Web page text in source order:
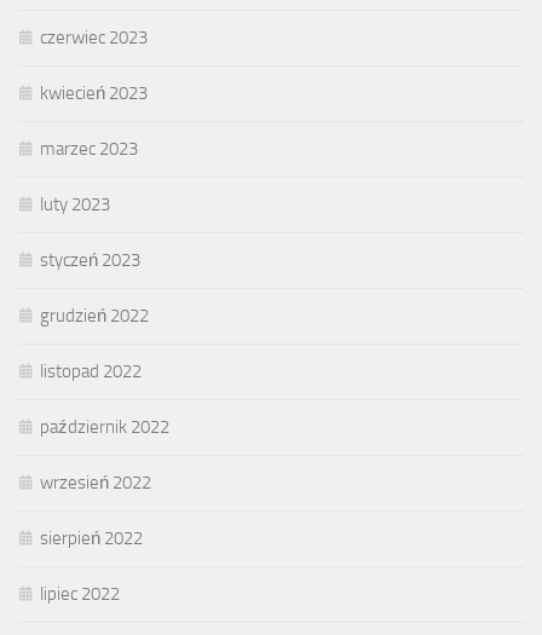
czerwiec 2023
kwiecień 2023
marzec 2023
luty 2023
styczeń 2023
grudzień 2022
listopad 2022
październik 2022
wrzesień 2022
sierpień 2022
lipiec 2022